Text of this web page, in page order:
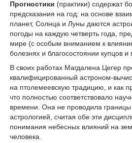
Прогностики (практики) содержат
предсказания на год: на основе
планет, Солнца и Луны даются
погоды на каждую четверть года,
мире (с особым вниманием к
болезнях и благосостоянии купцов и
В своих работах Магдалена Цегер
квалифицированный астроном-
на птолемеевскую традицию, и как
что полностью соответствовало
времени. Она не проводила
астрологией, считая обе эти
понимания небесных влияний на
человека.